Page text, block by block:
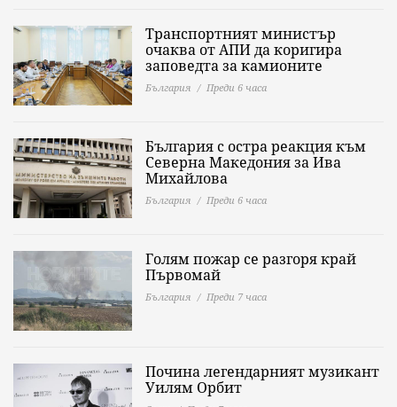
Транспортният министър
очаква от АПИ да коригира
заповедта за камионите
България Преди 6 часа
България с остра реакция към
Северна Македония за Ива
Михайлова
България Преди 6 часа
Голям пожар се разгоря край
Първомай
България Преди 7 часа
Почина легендарният музикант
Уилям Орбит